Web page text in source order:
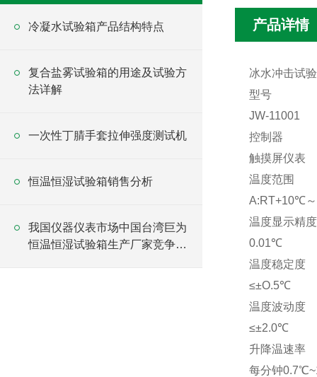
冷凝水试验箱产品结构特点
复合盐雾试验箱的用途及试验方
法详解
一次性丁腈手套拉伸强度测试机
恒温恒湿试验箱销售分析
我国仪器仪表市场中国台湾巨为
恒温恒湿试验箱生产厂家竞争加
产品详情
冰水冲击试
型号
JW-11001
控制器
触摸屏仪表
温度范围
A:RT+10℃
温度显示精度
0.01℃
温度稳定度
≤±O.5℃
温度波动度
≤±2.0℃
升降温速率
每分钟